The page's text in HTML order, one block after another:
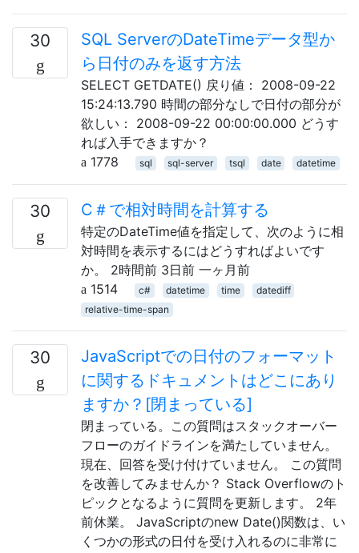
30
SQL ServerのDateTimeデータ型か
ら日付のみを返す方法
SELECT GETDATE() 戻り値： 2008-09-22
15:24:13.790 時間の部分なしで日付の部分が
欲しい： 2008-09-22 00:00:00.000 どうす
れば入手できますか？
1778
sql sql-server tsql date datetime
30 C＃で相対時間を計算する
特定のDateTime値を指定して、次のように相
対時間を表示するにはどうすればよいです
か。 2時間前 3日前 一ヶ月前
1514
c# datetime time
datediff
relative-time-span
30
JavaScriptでの日付のフォーマット
に関するドキュメントはどこにあり
ますか？[閉まっている]
閉まっている。この質問はスタックオーバー
フローのガイドラインを満たしていません。
現在、回答を受け付けていません。 この質問
を改善してみませんか？ Stack Overflowのト
ピックとなるように質問を更新します。 2年
前休業。 JavaScriptのnew Date()関数は、い
くつかの形式の日付を受け入れるのに非常に